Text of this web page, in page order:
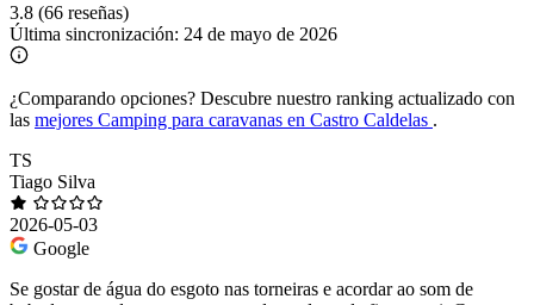
3.8 (66 reseñas)
Última sincronización: 24 de mayo de 2026
¿Comparando opciones? Descubre nuestro ranking actualizado con
las mejores Camping para caravanas en Castro Caldelas .
TS
Tiago Silva
2026-05-03
Google
Se gostar de água do esgoto nas torneiras e acordar ao som de